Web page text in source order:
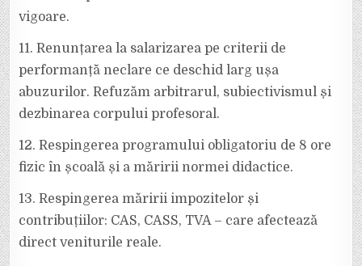
vigoare.
11. Renunțarea la salarizarea pe criterii de
performanță neclare ce deschid larg ușa
abuzurilor. Refuzăm arbitrarul, subiectivismul și
dezbinarea corpului profesoral.
12. Respingerea programului obligatoriu de 8 ore
fizic în școală și a măririi normei didactice.
13. Respingerea măririi impozitelor și
contribuțiilor: CAS, CASS, TVA – care afectează
direct veniturile reale.